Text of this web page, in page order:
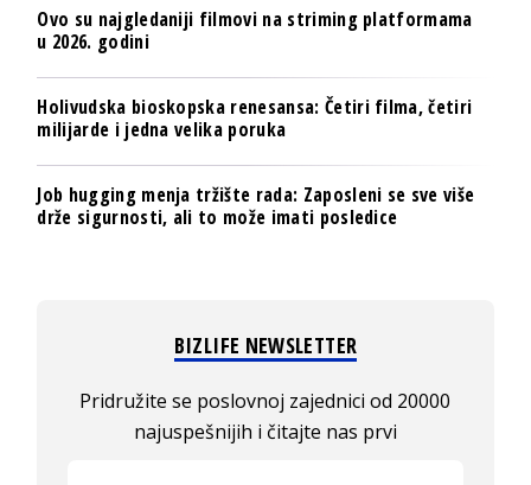
Ovo su najgledaniji filmovi na striming platformama
u 2026. godini
Holivudska bioskopska renesansa: Četiri filma, četiri
milijarde i jedna velika poruka
Job hugging menja tržište rada: Zaposleni se sve više
drže sigurnosti, ali to može imati posledice
BIZLIFE NEWSLETTER
Pridružite se poslovnoj zajednici od 20000
najuspešnijih i čitajte nas prvi